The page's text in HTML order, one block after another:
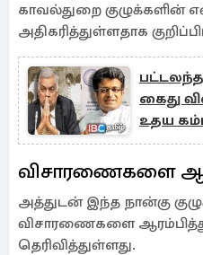
காவல்துறை
அதிகரித்துள்ளதாக
கைது
உதய
விசாரணைகளை
அத்துடன் இந்த நான்கு
விசாரணைகளை
தெரிவித்துள்ளது.